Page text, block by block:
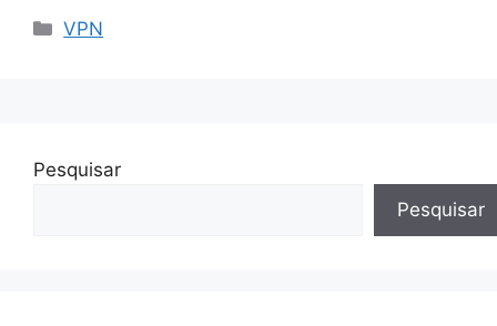
Categorias
VPN
Pesquisar
Pesquisar